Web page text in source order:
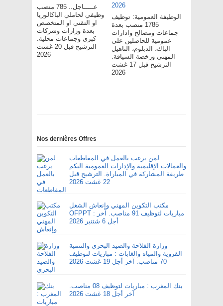
عـــــاجل.. 785 منصب
وظيفي لحاملي الباكالوريا
او التقني او المتخصص
بعدة وزارات وشركات
كبرى وجماعات محلية.
الترشيح قبل 20 غشت
2026
الوظيفة العمومية: توظيف
1785 منصب بعدة
جماعات ومصالح وادارات
عمومية للحاصلين على
الباك، الدبلوم، التاهيل
المهني ورخصة السياقة.
الترشيح قبل 17 غشت
2026
Nos dernières Offres
لمن يرغب بالعمل في المقاطعات
والعمالات الإقليمية والإدارات العمومية اليكم
طريقة المشاركة في المباراة. الترشيح قبل
22 غشت 2026
مكتب التكوين المهني وإنعاش الشغل
OFPPT : مباريات لتوظيف 91 مناصب. آخر
أجل 6 شتنبر 2026
وزارة الفلاحة والصيد البحري والتنمية
القروية والمياه والغابات : مباريات لتوظيف
70 مناصب. آخر أجل 19 غشت 2026
بنك المغرب : مباريات لتوظيف 08 مناصب.
آخر أجل 18 غشت 2026